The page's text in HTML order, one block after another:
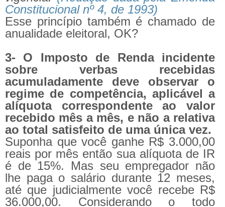
Constitucional nº 4, de 1993)
Esse princípio também é chamado de
anualidade eleitoral, OK?
3- O Imposto de Renda incidente
sobre verbas recebidas
acumuladamente deve observar o
regime de competência, aplicável a
alíquota correspondente ao valor
recebido mês a mês, e não a relativa
ao total satisfeito de uma única vez.
Suponha que você ganhe R$ 3.000,00
reais por mês então sua alíquota de IR
é de 15%. Mas seu empregador não
lhe paga o salário durante 12 meses,
até que judicialmente você recebe R$
36.000,00. Considerando o todo